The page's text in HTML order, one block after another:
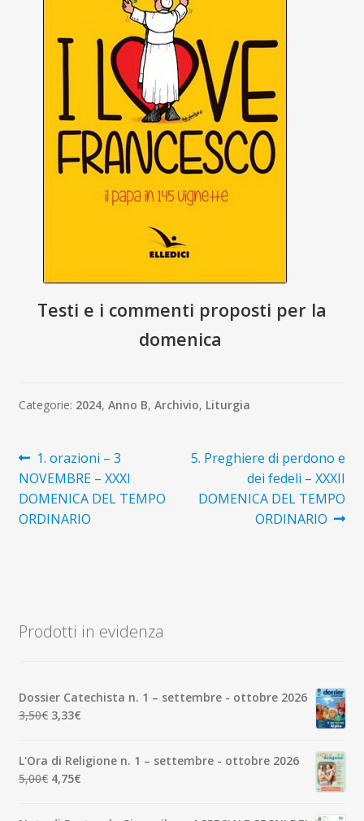
Testi e i commenti proposti per la
domenica
Categorie: 2024, Anno B, Archivio, Liturgia
Navigazione
articoli
Articolo
precedente:
1. orazioni – 3
NOVEMBRE – XXXI
DOMENICA DEL TEMPO
ORDINARIO
Articolo
successivo:
5. Preghiere di perdono e
dei fedeli – XXXII
DOMENICA DEL TEMPO
ORDINARIO
Prodotti in evidenza
Dossier Catechista n. 1 – settembre - ottobre 2026
3,50€ Il
era:
3,50€.
3,33€Il
è:
3,33€.
L'Ora di Religione n. 1 – settembre - ottobre 2026
5,00€ Il
4,75€Il